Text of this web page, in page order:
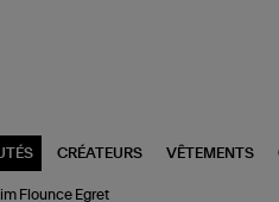
CRÉATEURS VÊTEMENTS
Flounce Egret